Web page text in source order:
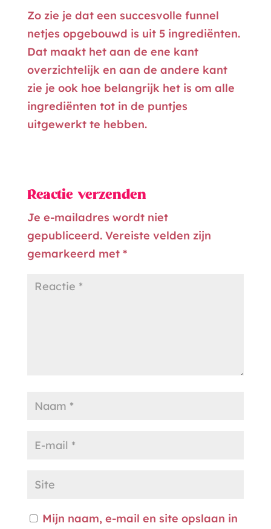
Zo zie je dat een succesvolle funnel
netjes opgebouwd is uit 5 ingrediënten.
Dat maakt het aan de ene kant
overzichtelijk en aan de andere kant
zie je ook hoe belangrijk het is om alle
ingrediënten tot in de puntjes
uitgewerkt te hebben.
Reactie verzenden
Je e-mailadres wordt niet
gepubliceerd. Vereiste velden zijn
gemarkeerd met *
Mijn naam, e-mail en site opslaan in